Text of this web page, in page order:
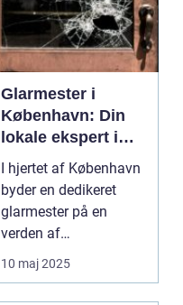
Glarmester i
København: Din
lokale ekspert i
glasløsninger
I hjertet af København
byder en dedikeret
glarmester på en
verden af
glasløsning...
10 maj 2025